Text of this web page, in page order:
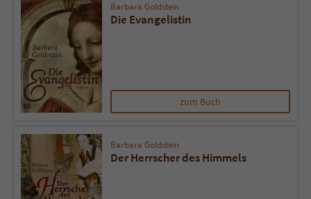
Barbara Goldstein
Die Evangelistin
zum Buch
Barbara Goldstein
Der Herrscher des Himmels